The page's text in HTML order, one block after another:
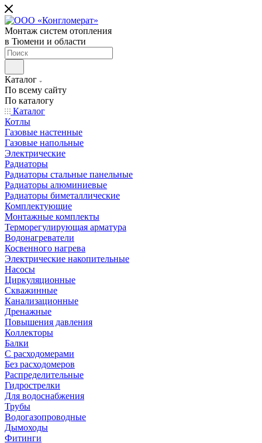
Монтаж систем отопления
в Тюмени и области
Каталог
По всему сайту
По каталогу
Каталог
Котлы
Газовые настенные
Газовые напольные
Электрические
Радиаторы
Радиаторы стальные панельные
Радиаторы алюминиевые
Радиаторы биметаллические
Комплектующие
Монтажные комплекты
Терморегулирующая арматура
Водонагреватели
Косвенного нагрева
Электрические накопительные
Насосы
Циркуляционные
Скважинные
Канализационные
Дренажные
Повышения давления
Коллекторы
Балки
С расходомерами
Без расходомеров
Распределительные
Гидрострелки
Для водоснабжения
Трубы
Водогазопроводные
Дымоходы
Фитинги